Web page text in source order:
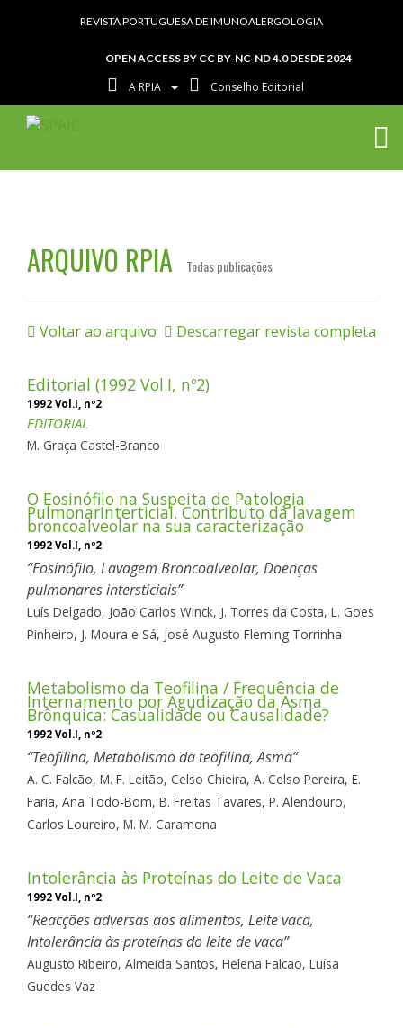
REVISTA PORTUGUESA DE IMUNOALERGOLOGIA
OPEN ACCESS BY CC BY-NC-ND 4.0 DESDE 2024
A RPIA Conselho Editorial
ARQUIVO RPIA Todas publicações
Voltar ao arquivo Descarregar revista completa
Editorial (1992 Vol.I, nº2)
1992 Vol.I, nº2
EDITORIAL
M. Graça Castel-Branco
O Eosinófilo na Suspeita de Patologia
PulmonarInterticial. Contributo da lavagem
broncoalveolar na sua caracterização
1992 Vol.I, nº2
Eosinófilo, Lavagem Broncoalveolar, Doenças
pulmonares intersticiais
Luís Delgado, João Carlos Winck, J. Torres da Costa, L. Goes
Pinheiro, J. Moura e Sá, José Augusto Fleming Torrinha
Metabolismo da Teofilina / Frequência de
Internamento por Agudização da Asma
Brônquica: Casualidade ou Causalidade?
1992 Vol.I, nº2
Teofilina, Metabolismo da teofilina, Asma
A. C. Falcão, M. F. Leitão, Celso Chieira, A. Celso Pereira, E.
Faria, Ana Todo-Bom, B. Freitas Tavares, P. Alendouro,
Carlos Loureiro, M. M. Caramona
Intolerância às Proteínas do Leite de Vaca
1992 Vol.I, nº2
Reacções adversas aos alimentos, Leite vaca,
Intolerância às proteínas do leite de vaca
Augusto Ribeiro, Almeida Santos, Helena Falcão, Luísa
Guedes Vaz